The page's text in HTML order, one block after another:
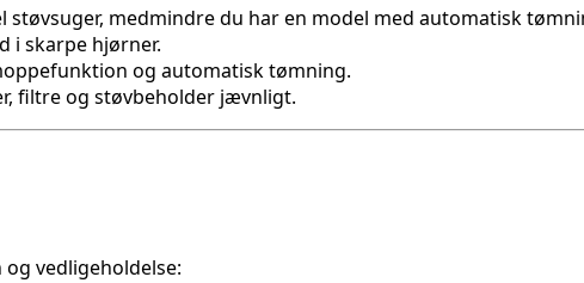
medmindre du har en model med automatisk
i skarpe hjørner.
og automatisk tømning.
filtre og støvbeholder jævnligt.
vedligeholdelse: